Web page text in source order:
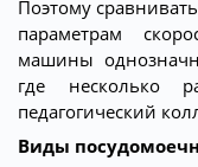
Поэтому
параметрам
машины
где несколько
педагогический
Виды